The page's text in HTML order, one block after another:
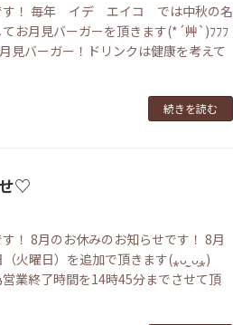
す！ 毎年 イデ エイコ では中秋の名
お月見バーガーを頂きます(*´艸`)ﾌﾌﾌ
バーガー！ドリンクは健康を考えて
続きを読む
♡
！ 8月のお休みのお知らせです！ 8月
火曜日）を追加で頂きます(⁎ᴗ͈ˬᴗ͈⁎)
業終了時間を14時45分までさせて頂